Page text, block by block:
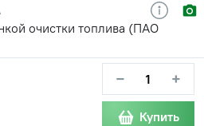
очистки топлива (ПАО
− +
Купить